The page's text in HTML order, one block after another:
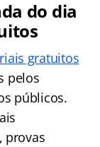
do dia
gratuitos
pelos
públicos.
provas